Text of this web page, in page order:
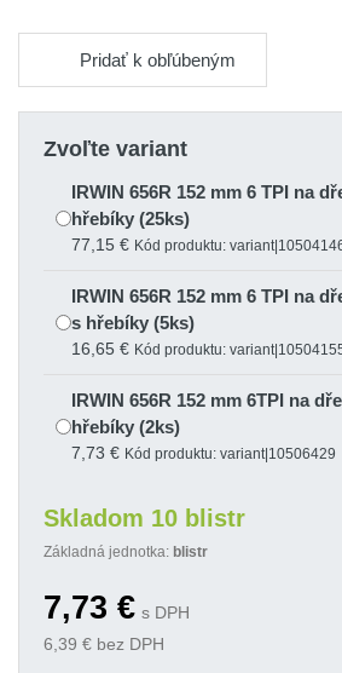
Pridať k obľúbeným
Zvoľte variant
IRWIN 656R 152 mm 6 TPI na
hřebíky (25ks)
77,15 € Kód produktu:
IRWIN 656R 152 mm 6 TPI na
s hřebíky (5ks)
16,65 € Kód produktu:
IRWIN 656R 152 mm 6TPI na
hřebíky (2ks)
7,73 € Kód produktu: variant|10506429
Skladom 10 blistr
Základná jednotka: blistr
7,73 € s DPH
6,39 € bez DPH